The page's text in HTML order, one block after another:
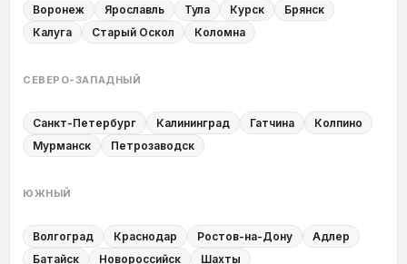
Воронеж Ярославль Тула Курск
Брянск
Калуга
Старый Оскол Коломна
СЕВЕРО-ЗАПАДНЫЙ
Санкт-Петербург Калининград Гатчина
Колпино
Мурманск
Петрозаводск
ЮЖНЫЙ
Волгоград Краснодар Ростов-на-Дону
Адлер
Батайск
Новороссийск Шахты